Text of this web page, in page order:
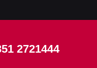
2721444